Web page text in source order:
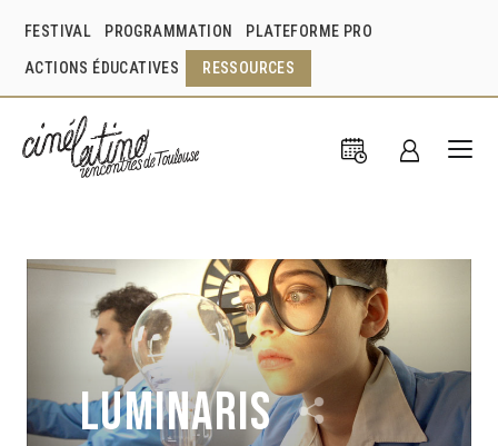
FESTIVAL PROGRAMMATION PLATEFORME PRO
ACTIONS ÉDUCATIVES RESSOURCES
Luminaris